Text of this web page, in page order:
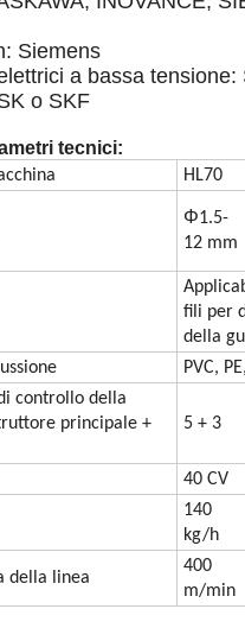
Siemens
a bassa tensione:
o SKF
tecnici:
HL70
Φ1.5-
12 mm
fili per
della
PVC,
controllo della
principale +
5 + 3
40 CV
140
kg/h
della linea
400
m/min